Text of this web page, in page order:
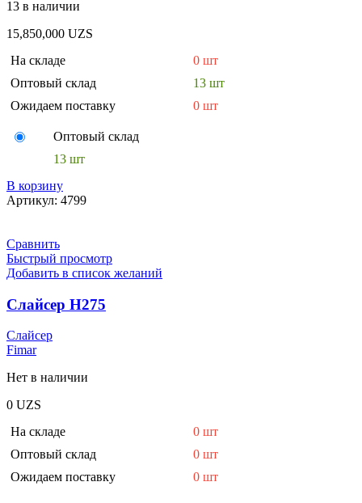
13 в наличии
15,850,000 UZS
На складе
0 шт
Оптовый склад
13 шт
Ожидаем поставку
0 шт
Оптовый склад
13 шт
В корзину
Артикул: 4799
Сравнить
Быстрый просмотр
Добавить в список желаний
Слайсер H275
Слайсер
Fimar
Нет в наличии
0 UZS
На складе
0 шт
Оптовый склад
0 шт
Ожидаем поставку
0 шт